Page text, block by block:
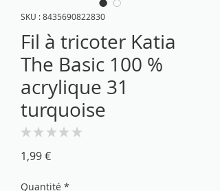
SKU : 8435690822830
Fil à tricoter Katia
The Basic 100 %
acrylique 31
turquoise
★ ★ ★ ★ ★
1,99 €Prix
Quantité *